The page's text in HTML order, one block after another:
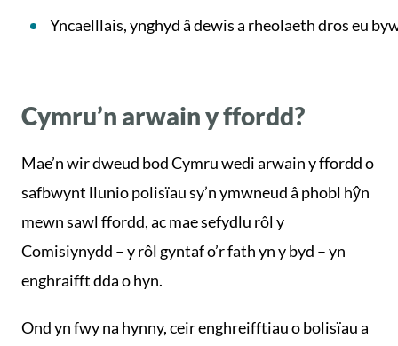
Yncaelllais, ynghyd â dewis a rheolaeth dros eu
Cymru’n arwain y ffordd?
Mae’n wir dweud bod Cymru wedi arwain y ffordd o
safbwynt llunio polisïau sy’n ymwneud â phobl hŷn
mewn sawl ffordd, ac mae sefydlu rôl y
Comisiynydd – y rôl gyntaf o’r fath yn y byd – yn
enghraifft dda o hyn.
Ond yn fwy na hynny, ceir enghreifftiau o bolisïau a